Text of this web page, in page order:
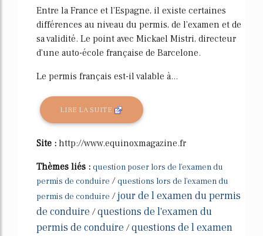
Entre la France et l'Espagne, il existe certaines
différences au niveau du permis, de l'examen et de
sa validité. Le point avec Mickael Mistri, directeur
d'une auto-école française de Barcelone.
Le permis français est-il valable à...
LIRE LA SUITE
Site : http://www.equinoxmagazine.fr
Thèmes liés : question poser lors de l'examen du
permis de conduire / questions lors de l'examen du
permis de conduire /jour de l examen du permis
de conduire /questions de l'examen du
permis de conduire /questions de l examen